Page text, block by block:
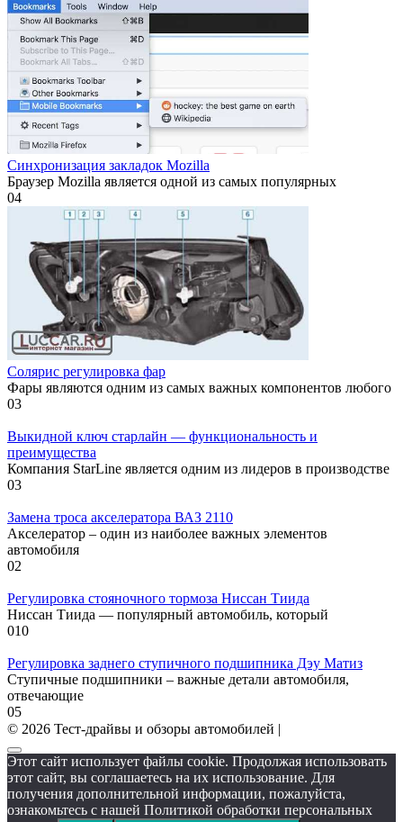
Синхронизация закладок Mozilla
Браузер Mozilla является одной из самых популярных
04
Солярис регулировка фар
Фары являются одним из самых важных компонентов любого
03
Выкидной ключ старлайн — функциональность и
преимущества
Компания StarLine является одним из лидеров в производстве
03
Замена троса акселератора ВАЗ 2110
Акселератор – один из наиболее важных элементов
автомобиля
02
Регулировка стояночного тормоза Ниссан Тиида
Ниссан Тиида — популярный автомобиль, который
010
Регулировка заднего ступичного подшипника Дэу Матиз
Ступичные подшипники – важные детали автомобиля,
отвечающие
05
© 2026 Тест-драйвы и обзоры автомобилей |
Этот сайт использует файлы cookie. Продолжая использовать
этот сайт, вы соглашаетесь на их использование. Для
получения дополнительной информации, пожалуйста,
ознакомьтесь с нашей Политикой обработки персональных